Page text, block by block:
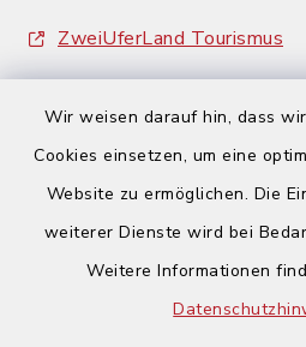
Wir weisen darauf hin, dass
Cookies einsetzen, um eine
Website zu ermöglichen. Die
weiterer Dienste wird bei
Weitere Informationen
ZweiUferLand Tourismus